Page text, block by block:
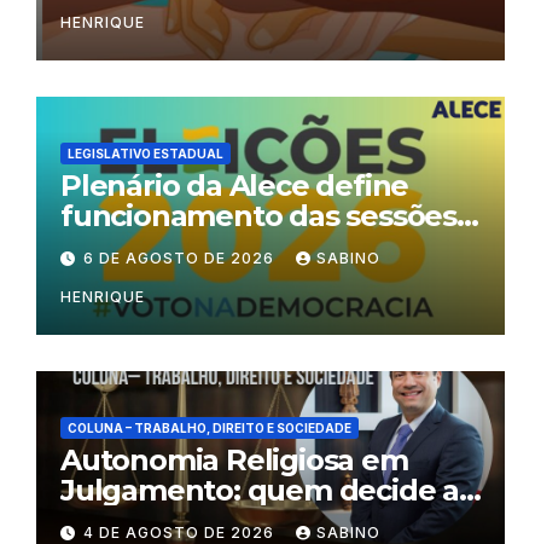
HENRIQUE
LEGISLATIVO ESTADUAL
Plenário da Alece define
funcionamento das sessões
durante o período eleitoral
6 DE AGOSTO DE 2026 SABINO
HENRIQUE
COLUNA – TRABALHO, DIREITO E SOCIEDADE
Autonomia Religiosa em
Julgamento: quem decide as
regras dentro dos templos?
4 DE AGOSTO DE 2026 SABINO